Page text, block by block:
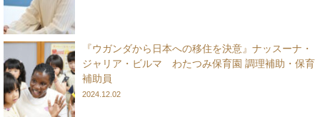
『ウガンダから日本への移住を決意』ナッスーナ・
ジャリア・ビルマ わたつみ保育園 調理補助・保育
補助員
2024.12.02